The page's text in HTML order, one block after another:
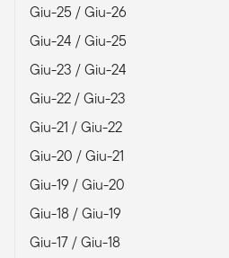
Giu-25 / Giu-26
Giu-24 / Giu-25
Giu-23 / Giu-24
Giu-22 / Giu-23
Giu-21 / Giu-22
Giu-20 / Giu-21
Giu-19 / Giu-20
Giu-18 / Giu-19
Giu-17 / Giu-18